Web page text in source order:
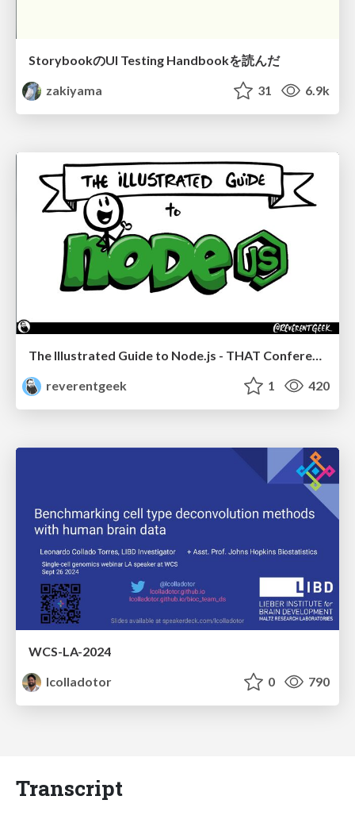
StorybookのUI Testing Handbookを読んだ
zakiyama
31 6.9k
The Illustrated Guide to Node.js - THAT Conference 2024
reverentgeek
1 420
WCS-LA-2024
lcolladotor
0 790
Transcript